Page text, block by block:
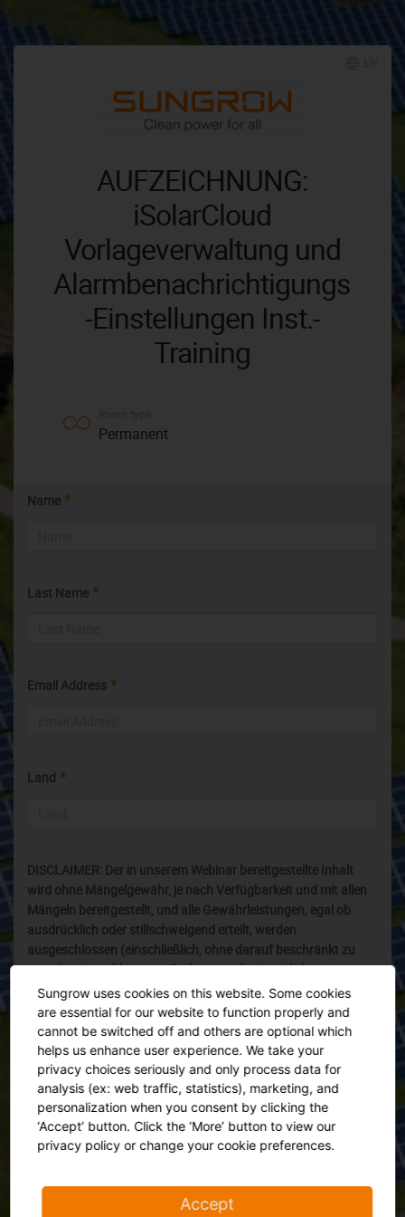
AUFZEICHNUNG:
iSolarCloud
Vorlageverwaltung und
Alarmbenachrichtigungs
-Einstellungen Inst.-
Training
Permanent
Name
Last Name
Email Address
Land
DISCLAIMER: Der in unserem Webinar bereitgestellte Inhalt
wird ohne Mängelgewähr, je nach Verfügbarkeit und mit allen
Mängeln bereitgestellt, und alle Gewährleistungen, egal ob
ausdrücklich oder stillschweigend erteilt, werden
ausgeschlossen (einschließlich, ohne darauf beschränkt zu
sein, des Ausschlusses stillschweigender Gewährleistungen
der Marktgängigkeit und Eignung für einen bestimmten
Zweck). Informationen, die für dieses Webinar bereitgestellt
werden, dienen nur zu Referenzzwecken, unterliegen einem
Änderungsvorbehalt und können veraltet sein. In keinem Fall
haften Sungrow Power Ltd oder ihre Kapitalgesellschaften,
Mitarbeiter, verbundenen Parteien oder Tochtergesellschaften
(„Sungrow“) gegenüber Ihnen oder Dritten für indirekte,
beiläufig entstandene, konkrete oder Folgeschäden oder für
verschärften und Strafschadenersatz, die aus Ihrer Nutzung
bereitgestellten Informationen oder Anweisungen
hervorgehen, egal ob diese Schäden auf Vertrag, unerlaubter
Sungrow uses cookies on this website. Some cookies
are essential for our website to function properly and
cannot be switched off and others are optional which
helps us enhance user experience. We take your
privacy choices seriously and only process data for
analysis (ex: web traffic, statistics), marketing, and
personalization when you consent by clicking the
‘Accept’ button. Click the ‘More’ button to view our
privacy policy or change your cookie preferences.
Accept